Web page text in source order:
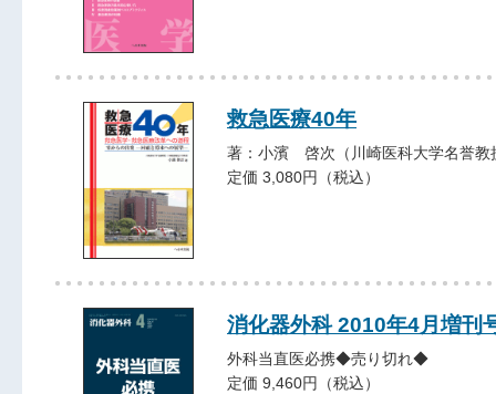
救急医療40年
著：小濱 啓次（川崎医科大学名誉教
定価 3,080円（税込）
消化器外科 2010年4月増刊
外科当直医必携◆売り切れ◆
定価 9,460円（税込）